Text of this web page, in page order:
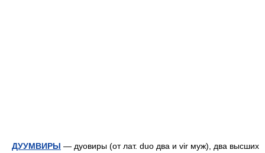
ДУУМВИРЫ — дуовиры (от лат. duo два и vir муж), два высших